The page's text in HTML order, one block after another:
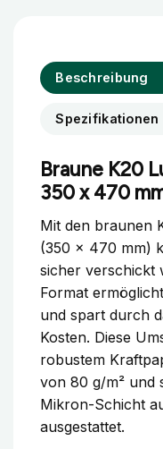
Beschreibung
Spezifikationen
Braune K20
350 x 470
Mit den braunen
(350 x 470 mm)
sicher verschickt
Format
und spart durch
Kosten. Diese
robustem
von 80 g/m² und
Mikron-Schicht
ausgestattet.